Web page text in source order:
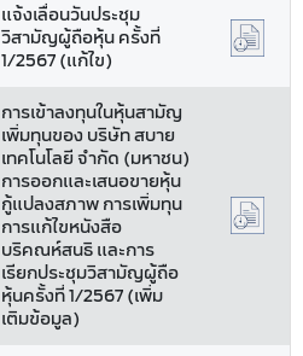
แจ้งเลื่อนวันประชุม
วิสามัญผู้ถือหุ้น ครั้งที่
1/2567 (แก้ไข)
การเข้าลงทุนในหุ้นสามัญ
เพิ่มทุนของ บริษัท สบาย
เทคโนโลยี จำกัด (มหาชน)
การออกและเสนอขายหุ้น
กู้แปลงสภาพ การเพิ่มทุน
การแก้ไขหนังสือ
บริคณห์สนธิ และการ
เรียกประชุมวิสามัญผู้ถือ
หุ้นครั้งที่ 1/2567 (เพิ่ม
เติมข้อมูล)